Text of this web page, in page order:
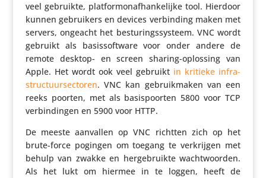
veel gebruikte, plat­for­mon­af­han­ke­lijke tool. Hierdoor
kunnen gebrui­kers en devices verbin­ding maken met
servers, ongeacht het bestu­rings­sys­teem. VNC wordt
gebruikt als basis­soft­ware voor onder andere de
remote desktop- en screen sharing-oplossing van
Apple. Het wordt ook veel gebruikt in kritieke infra­
struc­tuur­sec­toren. VNC kan gebruik­maken van een
reeks poorten, met als basis­poorten 5800 voor TCP
verbin­dingen en 5900 voor HTTP.
De meeste aanvallen op VNC richtten zich op het
brute-force pogingen om toegang te verkrijgen met
behulp van zwakke en herge­bruikte wacht­woorden.
Als het lukt om hiermee in te loggen, heeft de